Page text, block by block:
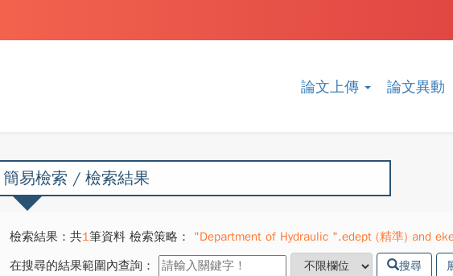
論文上傳 論文異動
簡易檢索 / 檢索結果
檢索結果：共1筆資料 檢索策略：
"Department of Hydraulic ".edept (精準) and
在搜尋的結果範圍內查詢：
搜尋